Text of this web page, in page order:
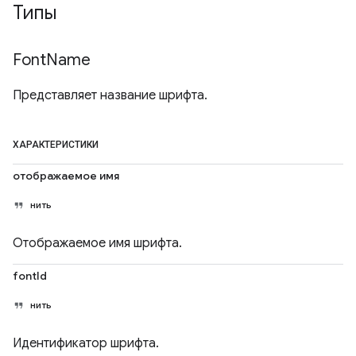
Типы
FontName
Представляет название шрифта.
ХАРАКТЕРИСТИКИ
отображаемое имя
нить
Отображаемое имя шрифта.
fontId
нить
Идентификатор шрифта.